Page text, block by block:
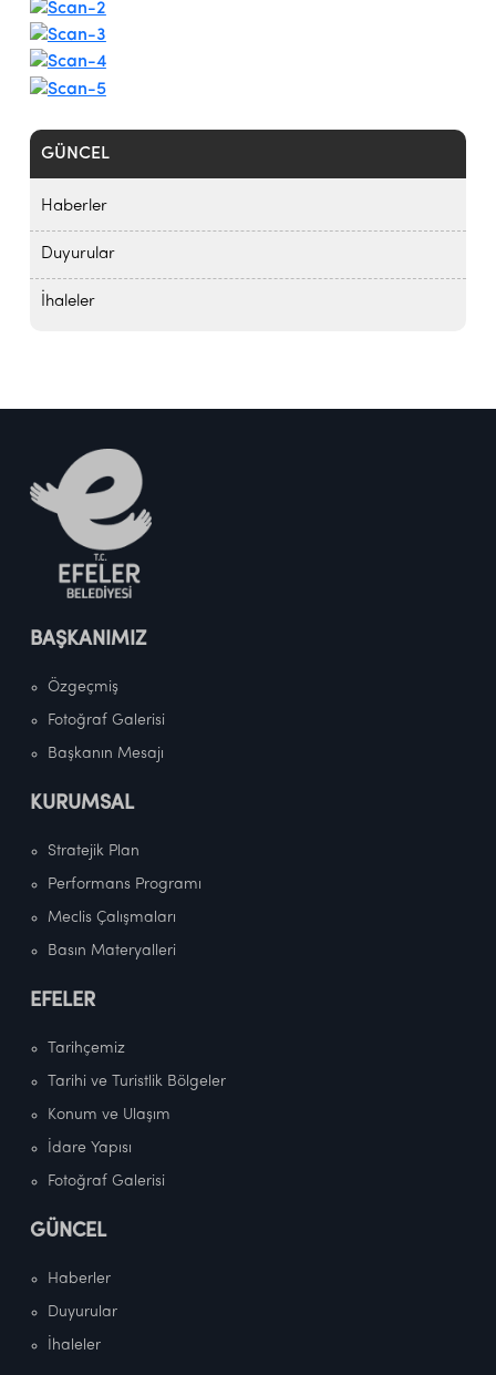
GÜNCEL
Haberler
Duyurular
İhaleler
BAŞKANIMIZ
Özgeçmiş
Fotoğraf Galerisi
Başkanın Mesajı
KURUMSAL
Stratejik Plan
Performans Programı
Meclis Çalışmaları
Basın Materyalleri
EFELER
Tarihçemiz
Tarihi ve Turistlik Bölgeler
Konum ve Ulaşım
İdare Yapısı
Fotoğraf Galerisi
GÜNCEL
Haberler
Duyurular
İhaleler